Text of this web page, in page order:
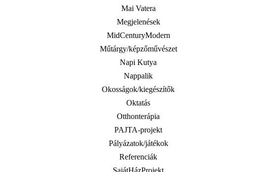
Mai Vatera
Megjelenések
MidCenturyModern
Műtárgy/képzőművészet
Napi Kutya
Nappalik
Okosságok/kiegészítők
Oktatás
Otthonterápia
PAJTA-projekt
Pályázatok/játékok
Referenciák